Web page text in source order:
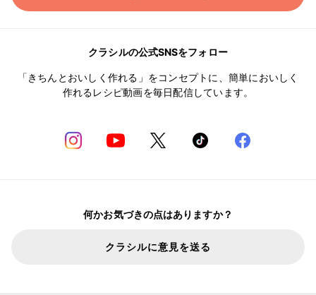
クラシルの公式SNSをフォロー
「きちんとおいしく作れる」をコンセプトに、簡単においしく
作れるレシピ動画を毎日配信しています。
何かお気づきの点はありますか？
クラシルに意見を送る